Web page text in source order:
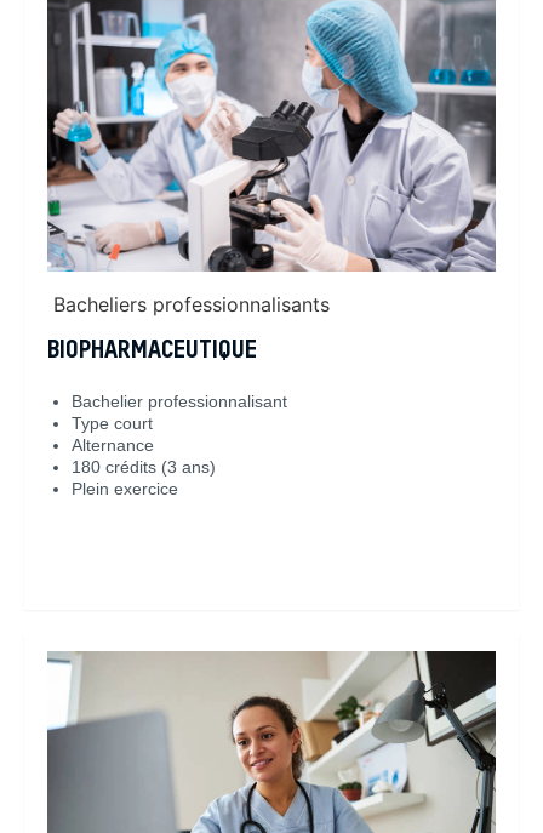
Bacheliers professionnalisants
BIOPHARMACEUTIQUE
Bachelier professionnalisant
Type court
Alternance
180 crédits (3 ans)
Plein exercice